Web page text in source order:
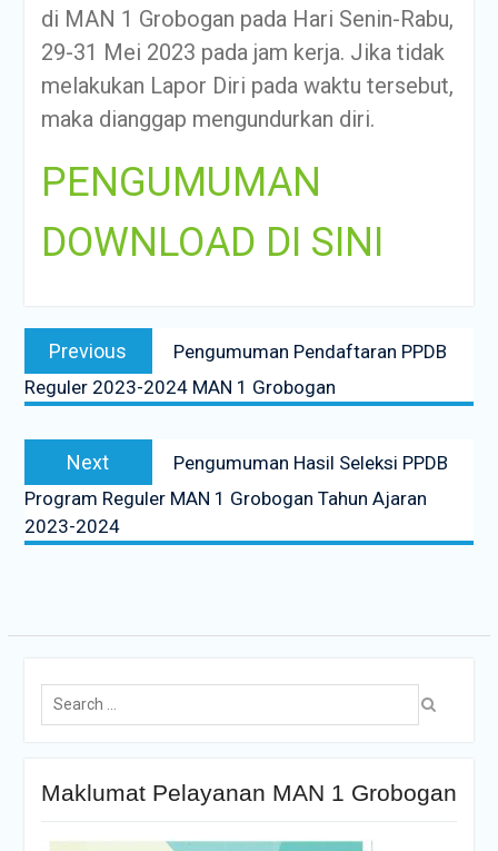
di MAN 1 Grobogan pada Hari Senin-Rabu,
29-31 Mei 2023 pada jam kerja. Jika tidak
melakukan Lapor Diri pada waktu tersebut,
maka dianggap mengundurkan diri.
PENGUMUMAN
DOWNLOAD DI SINI
Previous
Pengumuman Pendaftaran PPDB
Reguler 2023-2024 MAN 1 Grobogan
Next
Pengumuman Hasil Seleksi PPDB
Program Reguler MAN 1 Grobogan Tahun Ajaran
2023-2024
Maklumat Pelayanan MAN 1 Grobogan